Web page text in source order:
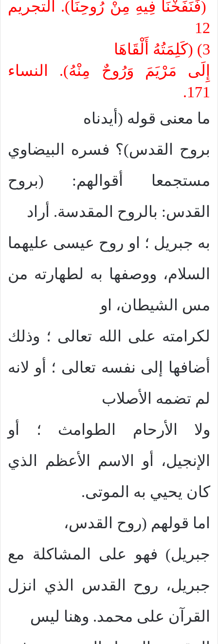
(فَنَفَخْنَا فِيهِ مِنْ رُوحِنَا).
التجريم
12
3) (كَلِمَتُهُ أَلْقَاهَا
إِلَى مَرْيَمَ وَرُوحٌ مِنْهُ). النساء
171.
ما معنى قوله (أيدناه
بروح القدس)؟ فسره البيضاوي
مستجمعا أقوالهم: (بروح
القدس: بالروح المقدسة. أراد
به جبريل ؛ او روح عيسى عليهما
السلام، ووصفها به لطهارته من
مس الشيطان، او
لكرامته على الله تعالى ؛ وذلك
أضافها إلى نفسه تعالى ؛ أو لانه
لم تضمه الأصلاب
ولا الأرحام الطوامث ؛ أو
الإنجيل، أو الاسم الأعظم الذي
كان يحيي به الموتى.
اما قولهم (روح القدس،
جبريل) فهو على المشاكلة مع
جبريل، روح القدس الذي انزل
القرآن على محمد. وهنا ليس